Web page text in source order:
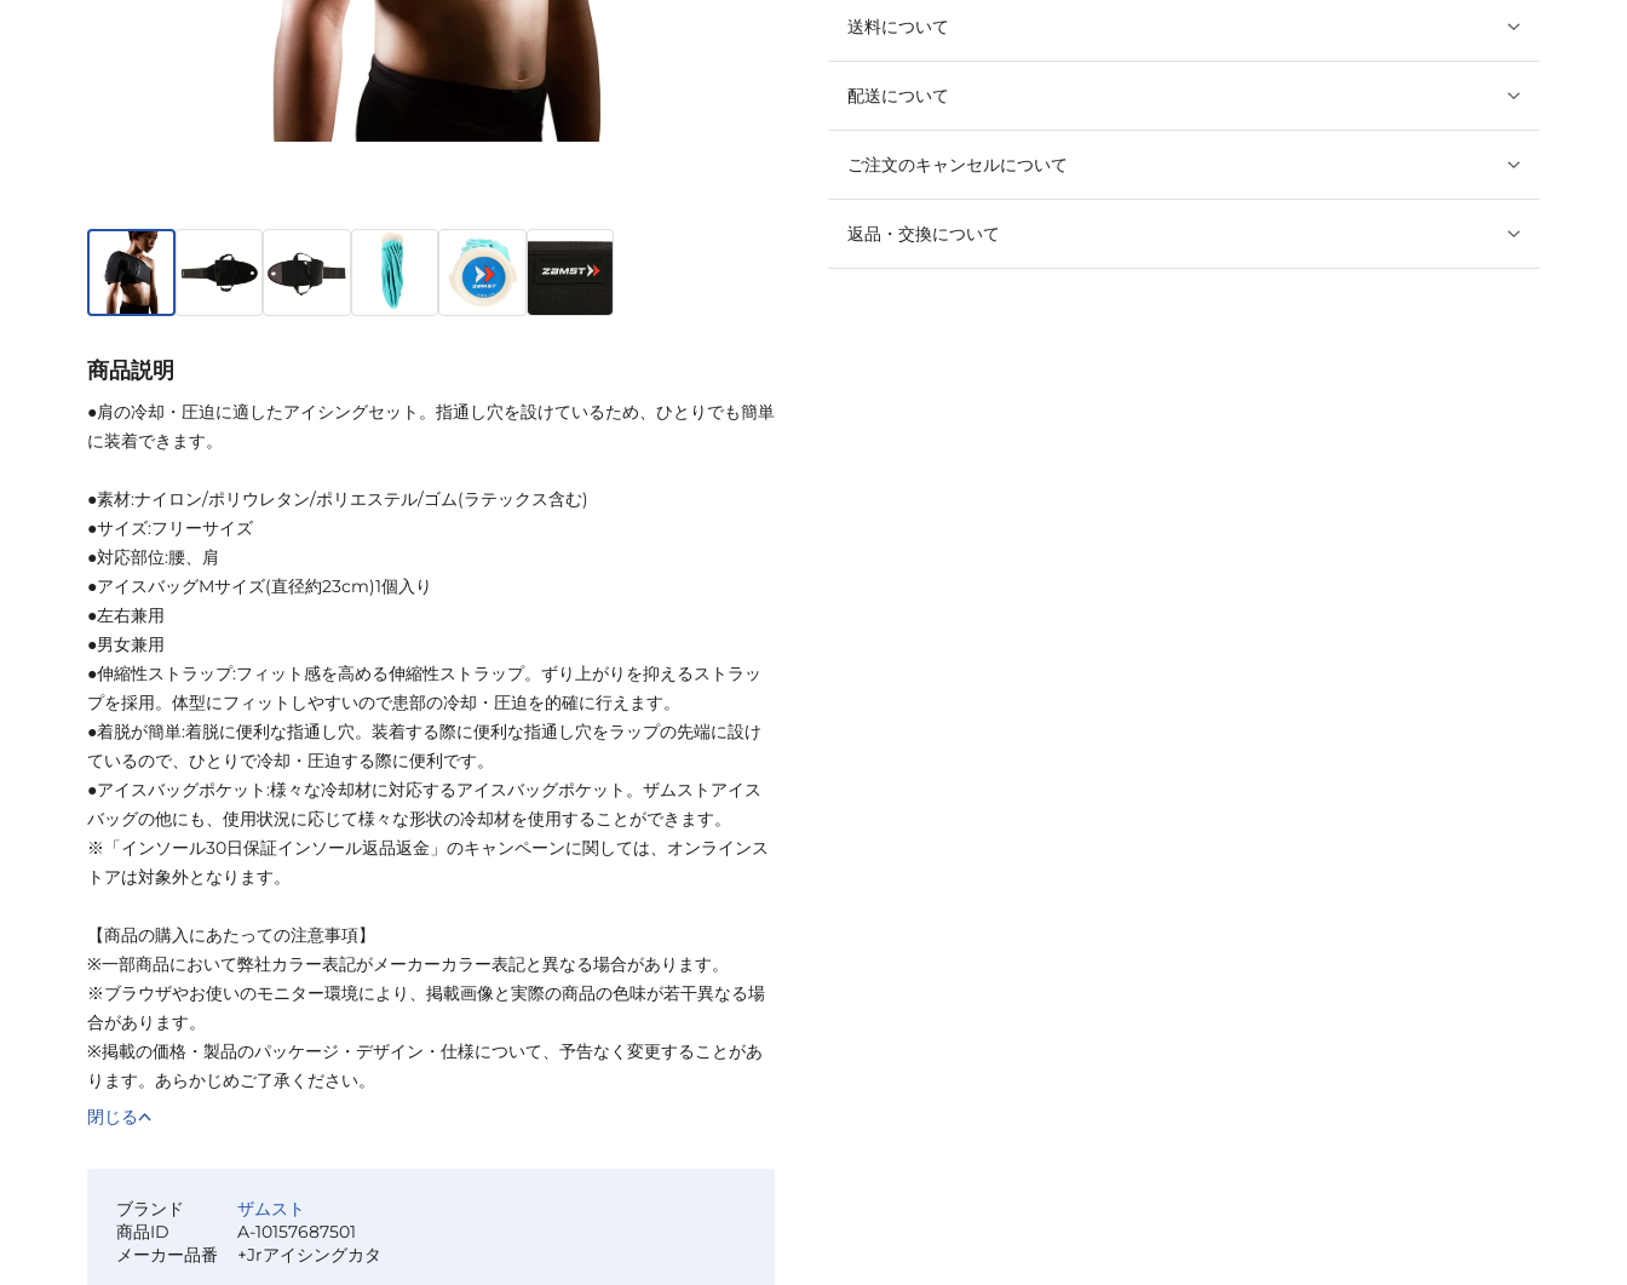
送料について
配送について
ご注文のキャンセルについて
返品・交換について
商品説明
●肩の冷却・圧迫に適したアイシングセット。指通し穴を設けているため、ひとりでも簡単
に装着できます。
●素材:ナイロン/ポリウレタン/ポリエステル/ゴム(ラテックス含む)
●サイズ:フリーサイズ
●対応部位:腰、肩
●アイスバッグMサイズ(直径約23cm)1個入り
●左右兼用
●男女兼用
●伸縮性ストラップ:フィット感を高める伸縮性ストラップ。ずり上がりを抑えるストラッ
プを採用。体型にフィットしやすいので患部の冷却・圧迫を的確に行えます。
●着脱が簡単:着脱に便利な指通し穴。装着する際に便利な指通し穴をラップの先端に設け
ているので、ひとりで冷却・圧迫する際に便利です。
●アイスバッグポケット:様々な冷却材に対応するアイスバッグポケット。ザムストアイス
バッグの他にも、使用状況に応じて様々な形状の冷却材を使用することができます。
※「インソール30日保証インソール返品返金」のキャンペーンに関しては、オンラインス
トアは対象外となります。
【商品の購入にあたっての注意事項】
※一部商品において弊社カラー表記がメーカーカラー表記と異なる場合があります。
※ブラウザやお使いのモニター環境により、掲載画像と実際の商品の色味が若干異なる場
合があります。
※掲載の価格・製品のパッケージ・デザイン・仕様について、予告なく変更することがあ
ります。あらかじめご了承ください。
閉じる
ブランド
ザムスト
商品ID
A-10157687501
メーカー品番
+Jrアイシングカタ